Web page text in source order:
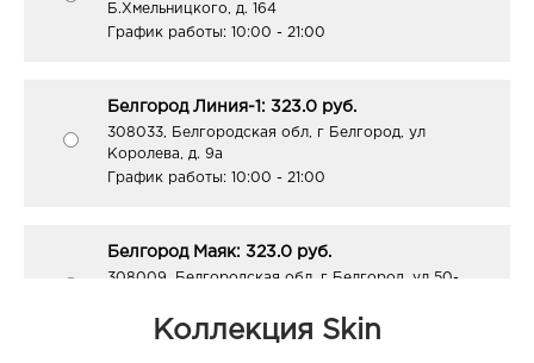
Б.Хмельницкого, д. 164
График работы: 10:00 - 21:00
Белгород Линия-1: 323.0 руб.
308033, Белгородская обл, г Белгород, ул
Королева, д. 9а
График работы: 10:00 - 21:00
Белгород Маяк: 323.0 руб.
308009, Белгородская обл, г Белгород, ул 50-
График работы:9:00 - 20:00
Коллекция Skin